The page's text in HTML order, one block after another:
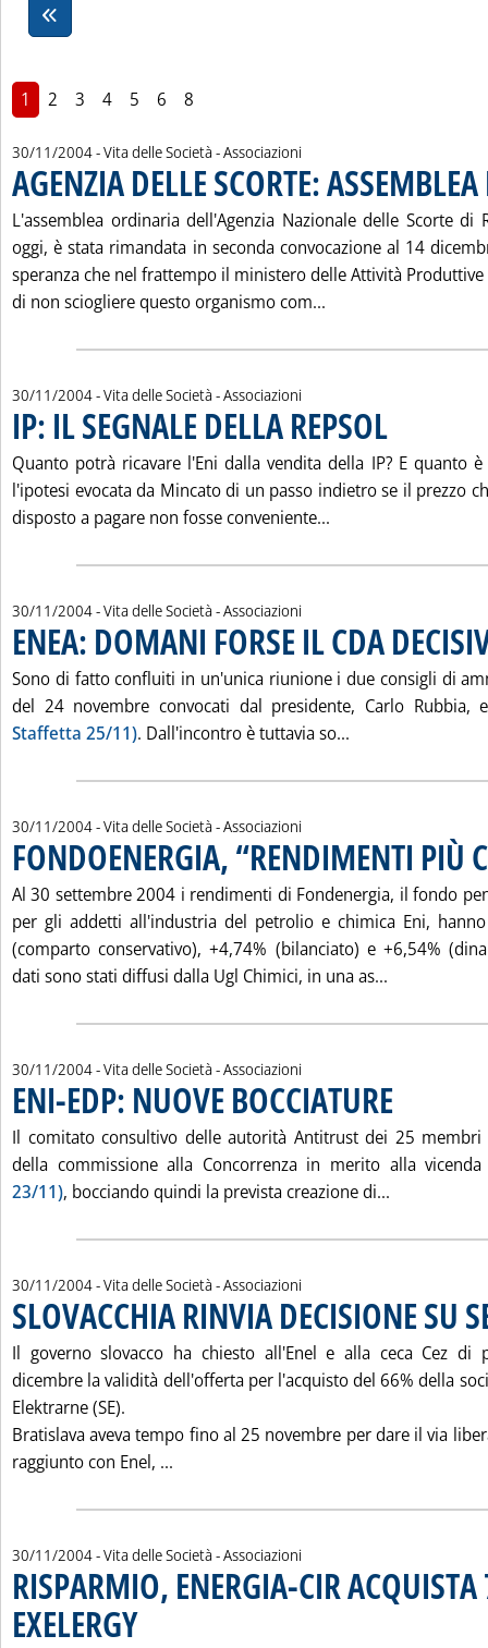
1 2 3 4 5 6 8
30/11/2004- Vita delle Società - Associazioni
AGENZIA DELLE SCORTE:
L'assemblea ordinaria dell'Agenzia Nazionale delle Scorte di
oggi, è stata rimandata in seconda convocazione al 14
speranza che nel frattempo il ministero delle Attività
di non sciogliere questo organismo com...
30/11/2004- Vita delle Società - Associazioni
IP: IL SEGNALE DELLA REPSOL
Quanto potrà ricavare l'Eni dalla vendita della IP? E quanto
l'ipotesi evocata da Mincato di un passo indietro se il prezzo
disposto a pagare non fosse conveniente...
30/11/2004- Vita delle Società - Associazioni
ENEA: DOMANI FORSE IL CDA
Sono di fatto confluiti in un'unica riunione i due consigli di
del 24 novembre convocati dal presidente, Carlo
Staffetta 25/11). Dall'incontro è tuttavia so...
30/11/2004- Vita delle Società - Associazioni
FONDOENERGIA, “RENDIMENTI PIÙ
Al 30 settembre 2004 i rendimenti di Fondenergia, il fondo
per gli addetti all'industria del petrolio e chimica Eni,
(comparto conservativo), +4,74% (bilanciato) e +6,54%
dati sono stati diffusi dalla Ugl Chimici, in una as...
30/11/2004- Vita delle Società - Associazioni
ENI-EDP: NUOVE BOCCIATURE
Il comitato consultivo delle autorità Antitrust dei 25
della commissione alla Concorrenza in merito alla
23/11), bocciando quindi la prevista creazione di...
30/11/2004- Vita delle Società - Associazioni
SLOVACCHIA RINVIA DECISIONE SU
Il governo slovacco ha chiesto all'Enel e alla ceca Cez di
dicembre la validità dell'offerta per l'acquisto del 66% della
Elektrarne (SE).
Bratislava aveva tempo fino al 25 novembre per dare il via
raggiunto con Enel, ...
30/11/2004- Vita delle Società - Associazioni
RISPARMIO, ENERGIA-CIR
EXELERGY. Pubblicata martedì 30 novembre 2004 alle 15.37.